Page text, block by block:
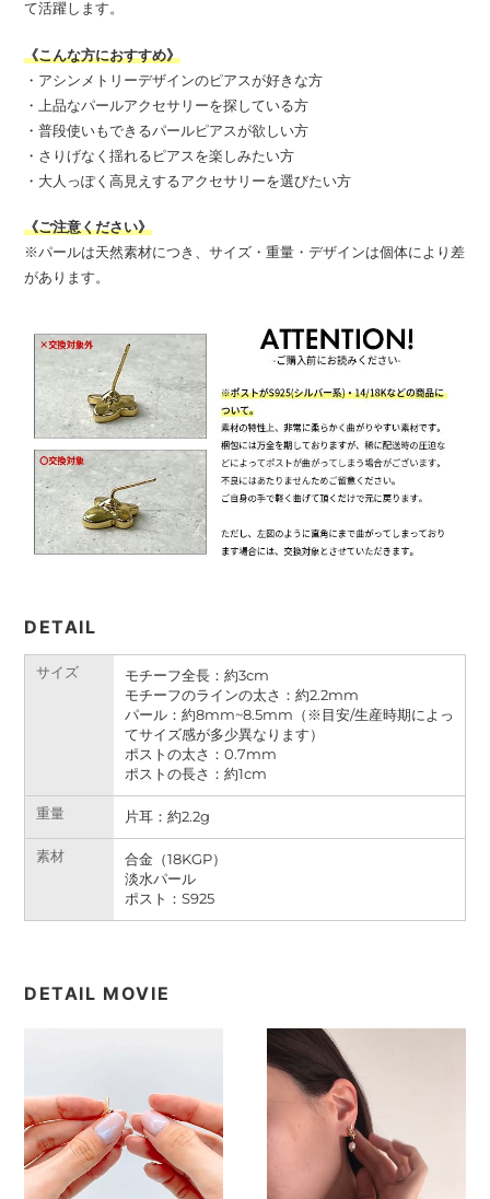
て活躍します。
《こんな方におすすめ》
・アシンメトリーデザインのピアスが好きな方
・上品なパールアクセサリーを探している方
・普段使いもできるパールピアスが欲しい方
・さりげなく揺れるピアスを楽しみたい方
・大人っぽく高見えするアクセサリーを選びたい方
《ご注意ください》
※パールは天然素材につき、サイズ・重量・デザインは個体により差
があります。
DETAIL
サイズ
モチーフ全長：約3cm
モチーフのラインの太さ： 約2.2mm
パール： 約8mm~8.5mm（※目安/生産時期によっ
てサイズ感が多少異なります）
ポストの太さ：0.7mm
ポストの長さ： 約1cm
重量 片耳：約2.2g
素材
合金（18KGP）
淡水パール
ポスト：S925
DETAIL MOVIE